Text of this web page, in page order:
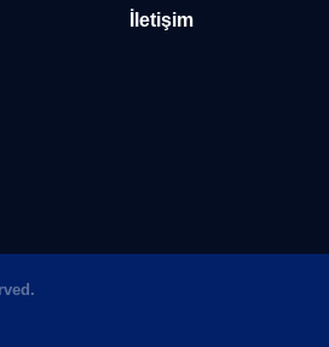
İletişim